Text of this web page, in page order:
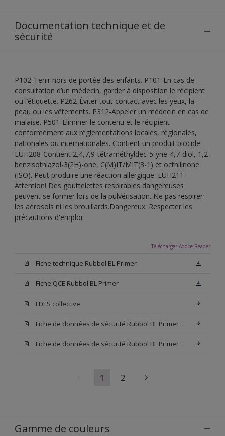
Documentation technique et de
sécurité
P102-Tenir hors de portée des enfants. P101-En cas de
consultation d’un médecin, garder à disposition le récipient
ou l’étiquette. P262-Éviter tout contact avec les yeux, la
peau ou les vêtements. P312-Appeler un médecin en cas de
malaise. P501-Eliminer le contenu et le récipient
conformément aux réglementations locales, régionales,
nationales ou internationales. Contient un produit biocide.
EUH208-Contient 2,4,7,9-tétraméthyldec-5-yne-4,7-diol, 1,2-
benzisothiazol-3(2H)-one, C(M)IT/MIT(3-1) et octhilinone
(ISO). Peut produire une réaction allergique. EUH211-
Attention! Des gouttelettes respirables dangereuses
peuvent se former lors de la pulvérisation. Ne pas respirer
les aérosols ni les brouillards.Dangereux. Respecter les
précautions d'emploi
Télécharger Adobe Reader
Fiche technique Rubbol BL Primer
Fiche QCE Rubbol BL Primer
FDES collective
Fiche de données de sécurité Rubbol BL Primer Base W05
Fiche de données de sécurité Rubbol BL Primer Blanc
1 2
Gamme de couleurs